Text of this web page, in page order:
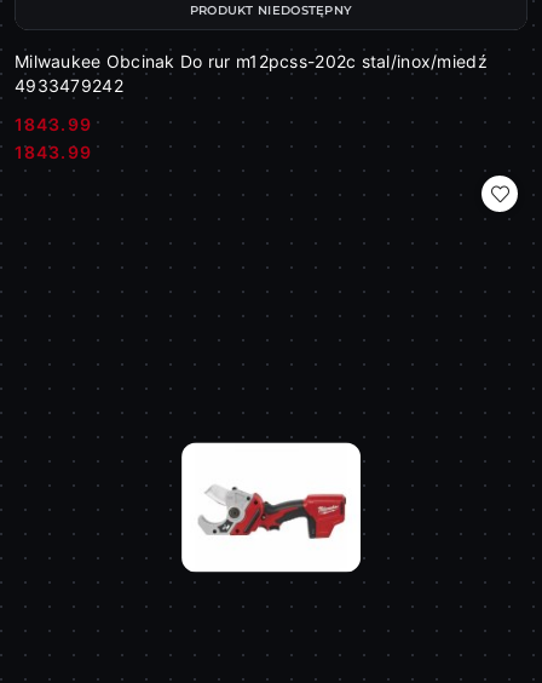
Milwaukee Obcinak Do rur m12pcss-202c stal/inox/miedź
4933479242
Cena:
1843.99
Cena:
1843.99
PRODUKT NIEDOSTĘPNY